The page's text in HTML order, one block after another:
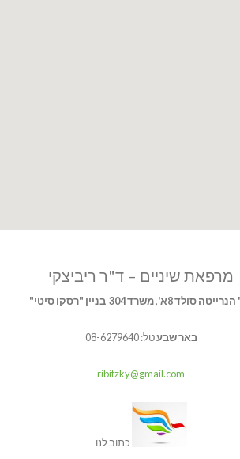
מרפאת שיניים – ד"ר ריביצקי
סולד 8א', משרד 304 בניין "רסקו סיטי"
באר שבעטל: 08-6279640
ribitzky@gmail.com
כתוב לנו